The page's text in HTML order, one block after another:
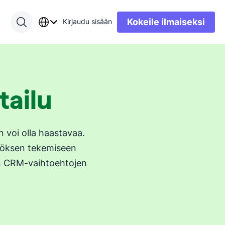
Kirjaudu sisään Kokeile ilmaiseksi
voi olla haastavaa.
tekemiseen
CRM-vaihtoehtojen